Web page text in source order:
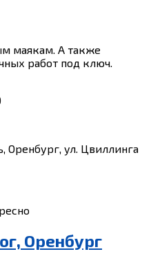
маякам. А также
работ под ключ.
Оренбург, ул. Цвиллинга
Оренбург